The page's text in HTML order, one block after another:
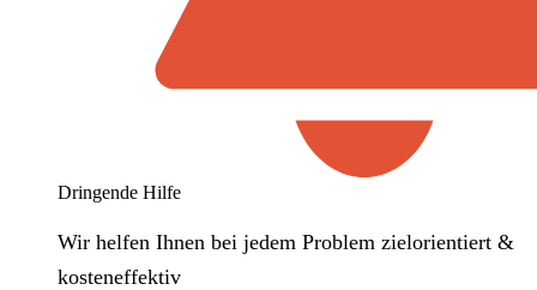
Dringende Hilfe
Wir helfen Ihnen bei jedem Problem zielorientiert &
kosteneffektiv